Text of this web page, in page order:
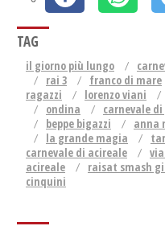
TAG
il giorno più lungo
rai 3
franco di mare
ragazzi
lorenzo viani
ondina
carnevale
beppe bigazzi
anna
la grande magia
carnevale di acireale
acireale
raisat smash
cinquini